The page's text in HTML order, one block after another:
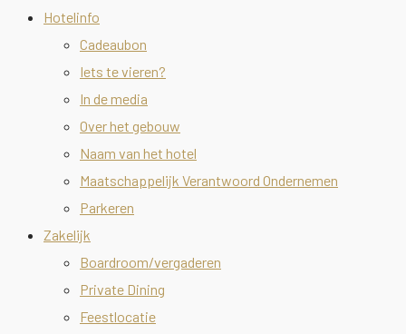
Hotelinfo
Cadeaubon
Iets te vieren?
In de media
Over het gebouw
Naam van het hotel
Maatschappelijk Verantwoord Ondernemen
Parkeren
Zakelijk
Boardroom/vergaderen
Private Dining
Feestlocatie